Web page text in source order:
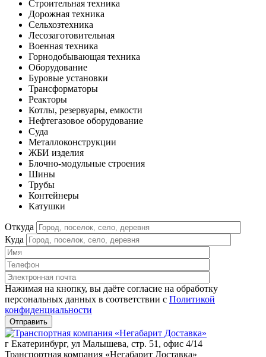
Строительная техника
Дорожная техника
Сельхозтехника
Лесозаготовительная
Военная техника
Горнодобывающая техника
Оборудование
Буровые установки
Трансформаторы
Реакторы
Котлы, резервуары, емкости
Нефтегазовое оборудование
Cуда
Металлоконструкции
ЖБИ изделия
Блочно-модульные строения
Шины
Трубы
Контейнеры
Катушки
Откуда
Куда
Нажимая на кнопку, вы даёте согласие на обработку
персональных данных в соответствии c Политикой
конфиденциальности
г Екатеринбург, ул Малышева, стр. 51, офис 4/14
Транспортная компания «Негабарит Доставка»